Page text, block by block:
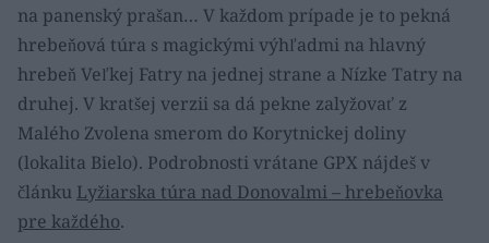
na panenský prašan… V každom prípade je to pekná
hrebeňová túra s magickými výhľadmi na hlavný
hrebeň Veľkej Fatry na jednej strane a Nízke Tatry na
druhej. V kratšej verzii sa dá pekne zalyžovať z
Malého Zvolena smerom do Korytnickej doliny
(lokalita Bielo). Podrobnosti vrátane GPX nájdeš v
článku Lyžiarska túra nad Donovalmi – hrebeňovka
pre každého.